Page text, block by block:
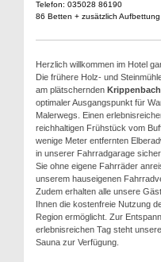
Telefon: 035028 86190
86 Betten + zusätzlich Aufbettung
Herzlich willkommen im Hotel
Die frühere Holz- und
am plätschernden Krippenbach
optimaler Ausgangspunkt für
Malerwegs. Einen
reichhaltigen Frühstück vom
wenige Meter entfernten
in unserer Fahrradgarage
Sie ohne eigene Fahrräder
unserem hauseigenen
Zudem erhalten alle unsere
Ihnen die kostenfreie Nutzung
Region ermöglicht. Zur
erlebnisreichen Tag steht
Sauna zur Verfügung.